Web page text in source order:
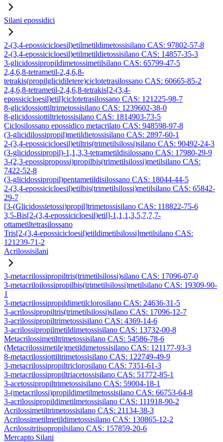
Silani epossidici
2-(3,4-epossicicloesil)etilmetildimetossisilano CAS: 97802-57-8
2-(3,4-epossicicloesil)etilmetildietossisilano CAS: 14857-35-3
3-glicidossipropildimetossimetilsilano CAS: 65799-47-5
2,4,6,8-tetrametil-2,4,6,8-
tetrakis(propilglicidiletere)ciclotetrasilossano CAS: 60665-85-2
2,4,6,8-tetrametil-2,4,6,8-tetrakis[2-(3,4-
epossicicloesil)etil]ciclotetrasilossano CAS: 121225-98-7
8-glicidossiottiltrimetossisilano CAS: 1239602-38-0
8-glicidossiottiltrietossisilano CAS: 1814903-73-5
Ciclosilossano epossidico metacrilato CAS: 948598-97-8
(3-glicidilossipropil)metildietossisilano CAS: 2897-60-1
2-(3,4-epossicicloesil)etiltris(trimetilsilossi)silano CAS: 90492-24-3
(3-glicidossipropil)-1,1,3,3-tetrametildisilossano CAS: 17980-29-9
3-(2,3-epossipropossi)propilbis(trimetilsilossi)metilsilano CAS:
7422-52-8
(3-glicidossipropil)pentametildisilossano CAS: 18044-44-5
2-(3,4-epossicicloesil)etilbis(trimetilsilossi)metilsilano CAS: 65842-
29-7
[3-(Glicidossietossi)propil]trimetossisilano CAS: 118822-75-6
3,5-Bis[2-(3,4-epossicicloesil)etil]-1,1,1,3,5,7,7,7-
ottametiltetrasilossano
Tris[2-(3,4-epossicicloesil)etildimetilsilossi]metilsilano CAS:
121239-71-2
Acrilossisilani
3-metacrilossipropiltris(trimetilsilossi)silano CAS: 17096-07-0
3-metacriloilossipropilbis(trimetilsilossi)metilsilano CAS: 19309-90-
1
3-metacrilossipropildimetilclorosilano CAS: 24636-31-5
3-acrilossipropiltris(trimetilsilossi)silano CAS: 17096-12-7
3-acrilossipropiltrimetossisilano CAS: 4369-14-6
3-acrilossipropilmetildimetossisilano CAS: 13732-00-8
Metacrilossimetiltrimetossisilano CAS: 54586-78-6
(Metacrilossimetile)metildimetossisilano CAS: 121177-93-3
8-metacrilossiottiltrimetossisilano CAS: 122749-49-9
3-metacrilossipropiltriclorosilano CAS: 7351-61-3
3-metacrilossipropiltriacetossisilano CAS: 51772-85-1
3-acetossipropiltrimetossisilano CAS: 59004-18-1
3-(metacrilossi)propildimetilmetossisilano CAS: 66753-64-8
3-acrilossipropildimetilmetossisilano CAS: 111918-90-2
Acrilossimetiltrimetossisilano CAS: 21134-38-3
Acrilossimetilmetildimetossisilano CAS: 130865-12-2
Acrilossitriisopropilsilano CAS: 157859-20-6
Mercapto Silani